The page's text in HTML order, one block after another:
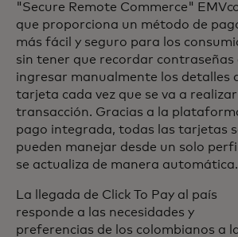
"Secure Remote Commerce"
que proporciona un método de
más fácil y seguro para los
sin tener que recordar contraseñas
ingresar manualmente los detalles
tarjeta cada vez que se va a
transacción. Gracias a la
pago integrada, todas las tarjetas
pueden manejar desde un solo
se actualiza de manera automática.
La llegada de Click To Pay al país
responde a las necesidades y
preferencias de los colombianos a